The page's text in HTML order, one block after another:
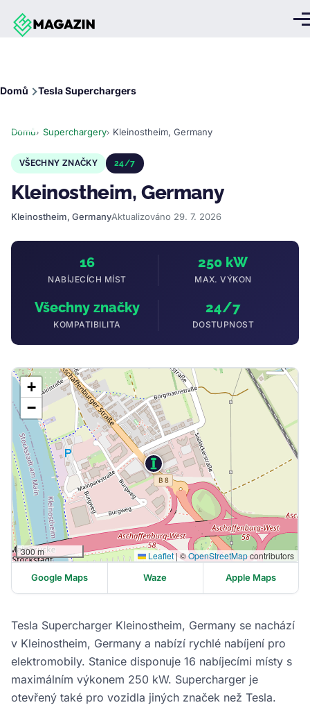
Přejít k hlavnímu obsahu
Domů Tesla Superchargers
Domů Superchargery Kleinostheim, Germany
VŠECHNY ZNAČKY 24/7
Kleinostheim, Germany
Kleinostheim, GermanyAktualizováno 29. 7. 2026
16
NABÍJECÍCH MÍST
250 kW
MAX. VÝKON
Všechny značky
KOMPATIBILITA
24/7
DOSTUPNOST
Tesla Supercharger Kleinostheim, Germany se nachází
v Kleinostheim, Germany a nabízí rychlé nabíjení pro
elektromobily. Stanice disponuje 16 nabíjecími místy s
maximálním výkonem 250 kW. Supercharger je
otevřený také pro vozidla jiných značek než Tesla.
+
−
300 m Leaflet|©OpenStreetMapcontributors
Google Maps Waze Apple Maps